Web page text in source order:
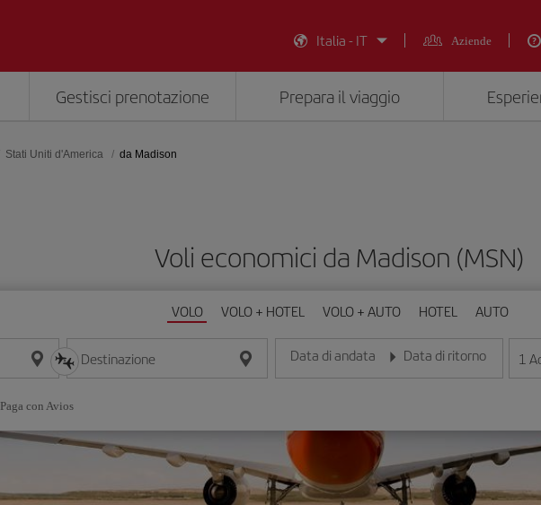
Italia - IT
Aziende
Gestisci prenotazione Prepara il viaggio
Stati Uniti d'America da Madison
Voli economici da Madison (MSN)
VOLO VOLO + HOTEL VOLO + AUTO HOTEL AUTO
Destinazione Data di andata
Inserisci la data nel formato giorno/mese/anno
Data di ritorno
Inserisci la data nel formato
1
Paga con Avios